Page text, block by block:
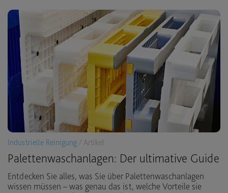
Industrielle Reinigung / Artikel
Palettenwaschanlagen: Der ultimative Guide
Entdecken Sie alles, was Sie über Palettenwaschanlagen
wissen müssen – was genau das ist, welche Vorteile sie